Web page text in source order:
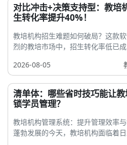
对比冲击+决策支持型：教培
生转化率提升40%！
教培机构招生难题如何破局？这款
烈的教培市场中，招生转化率低已
2026-08-05
清单体：哪些省时技巧能让
锁学员管理？
教培机构管理系统：提升管理效率
蓬勃发展的今天，教培机构面临着